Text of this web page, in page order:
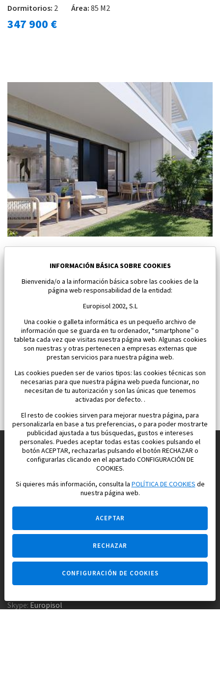
Dormitorios: 2 Área:85 M2
347 900 €
Torre Pacheco
Dormitorios:2 Área:96 M2
334 900 €
Construimos y vendemos propiedades
para su vida feliz en España
Agencia inmobiliaria +34 647 173 382
Empresa constructora +34 607 961 116
Skype: Europisol
INFORMACIÓN BÁSICA SOBRE COOKIES
Bienvenida/o a la información básica sobre las cookies de la
página web responsabilidad de la entidad:
Europisol 2002, S.L
Una cookie o galleta informática es un pequeño archivo de
información que se guarda en tu ordenador, “smartphone” o
tableta cada vez que visitas nuestra página web. Algunas cookies
son nuestras y otras pertenecen a empresas externas que
prestan servicios para nuestra página web.
Las cookies pueden ser de varios tipos: las cookies técnicas son
necesarias para que nuestra página web pueda funcionar, no
necesitan de tu autorización y son las únicas que tenemos
activadas por defecto. .
El resto de cookies sirven para mejorar nuestra página, para
personalizarla en base a tus preferencias, o para poder mostrarte
publicidad ajustada a tus búsquedas, gustos e intereses
personales. Puedes aceptar todas estas cookies pulsando el
botón ACEPTAR, rechazarlas pulsando el botón RECHAZAR o
configurarlas clicando en el apartado CONFIGURACIÓN DE
COOKIES.
Si quieres más información, consulta laPOLÍTICA DE COOKIESde
nuestra página web.
ACEPTAR
RECHAZAR
CONFIGURACIÓN DE COOKIES